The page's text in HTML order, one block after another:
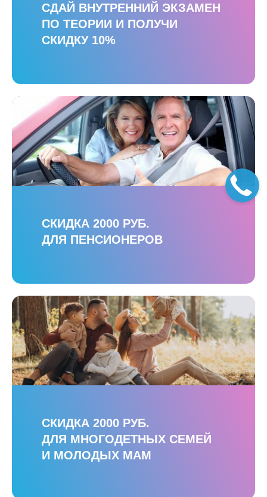
СДАЙ ВНУТРЕННИЙ ЭКЗАМЕН
ПО ТЕОРИИ И ПОЛУЧИ
СКИДКУ 10%
СКИДКА 2000 РУБ.
ДЛЯ ПЕНСИОНЕРОВ
СКИДКА 2000 РУБ.
ДЛЯ МНОГОДЕТНЫХ СЕМЕЙ
И МОЛОДЫХ МАМ